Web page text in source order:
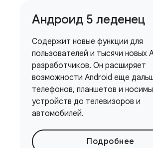
Андроид 5 леденец
Содержит новые функции для
пользователей и тысячи новых
разработчиков. Он расширяет
возможности Android еще
телефонов, планшетов и
устройств до телевизоров и
автомобилей.
Подробнее